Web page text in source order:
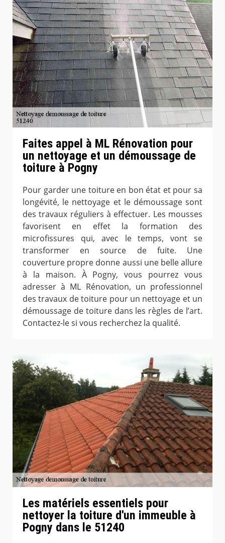
Faites appel à ML Rénovation pour
un nettoyage et un démoussage de
toiture à Pogny
Pour garder une toiture en bon état et pour sa
longévité, le nettoyage et le démoussage sont
des travaux réguliers à effectuer. Les mousses
favorisent en effet la formation des
microfissures qui, avec le temps, vont se
transformer en source de fuite. Une
couverture propre donne aussi une belle allure
à la maison. À Pogny, vous pourrez vous
adresser à ML Rénovation, un professionnel
des travaux de toiture pour un nettoyage et un
démoussage de toiture dans les règles de l’art.
Contactez-le si vous recherchez la qualité.
Les matériels essentiels pour
nettoyer la toiture d'un immeuble à
Pogny dans le 51240